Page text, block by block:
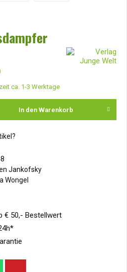
ca. 1-3 Werktage
In den Warenkorb
Jankofsky
Wongel
€ 50,- Bestellwert